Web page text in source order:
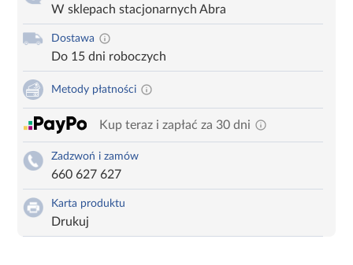
W sklepach stacjonarnych Abra
Dostawa
Do 15 dni roboczych
Metody płatności
Kup teraz i zapłać za 30 dni
Zadzwoń i zamów
660 627 627
Karta produktu
Drukuj